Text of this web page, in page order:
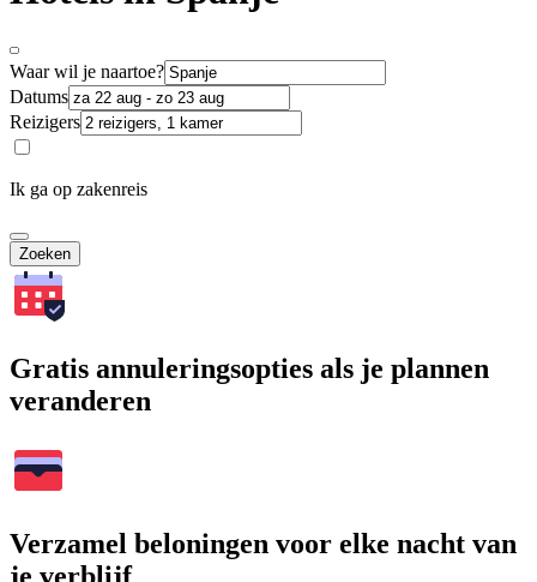
Waar wil je naartoe?
Datums
Reizigers
Ik ga op zakenreis
Zoeken
Gratis annuleringsopties als je plannen
veranderen
Verzamel beloningen voor elke nacht van